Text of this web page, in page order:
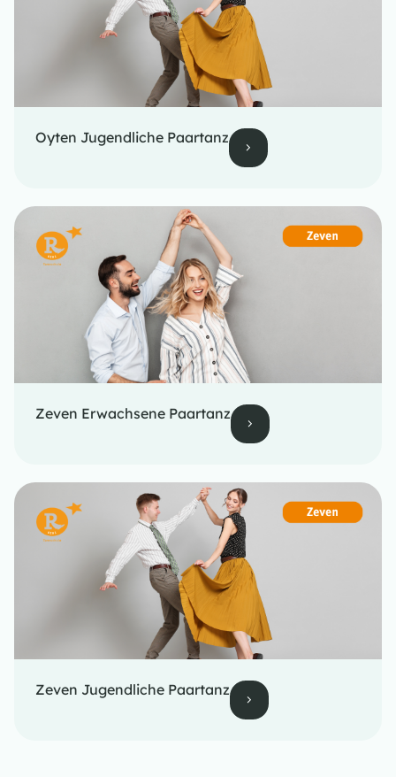
Oyten Jugendliche Paartanz
Zeven Erwachsene Paartanz
Zeven Jugendliche Paartanz